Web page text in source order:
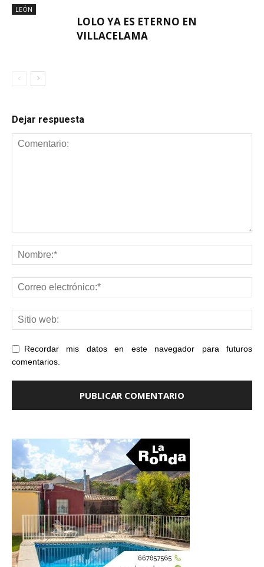
LEÓN
LOLO YA ES ETERNO EN
VILLACELAMA
Dejar respuesta
Recordar mis datos en este navegador para futuros
comentarios.